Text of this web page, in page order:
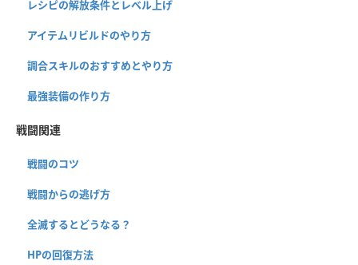
レシピの解放条件とレベル上げ
アイテムリビルドのやり方
調合スキルのおすすめとやり方
最強装備の作り方
戦闘関連
戦闘のコツ
戦闘からの逃げ方
全滅するとどうなる？
HPの回復方法